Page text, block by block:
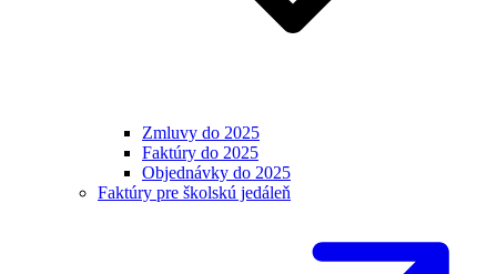
Zmluvy do 2025
Faktúry do 2025
Objednávky do 2025
Faktúry pre školskú jedáleň